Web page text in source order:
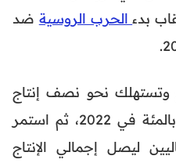
بدءالحرب الروسية ضد
وتستهلك نحو نصف إنتاج
العام من الفحم بنسبة 10 بالمئة في 2022، ثم استمر
ليصل إجمالي الإنتاج